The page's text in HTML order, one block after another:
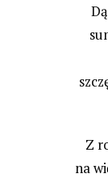
Z
na